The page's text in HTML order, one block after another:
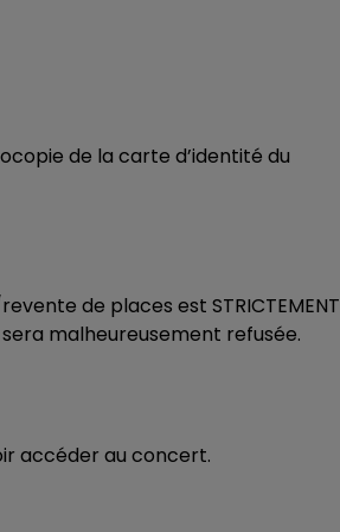
de la carte d’identité du
de places est STRICTEMENT
malheureusement refusée.
accéder au concert.